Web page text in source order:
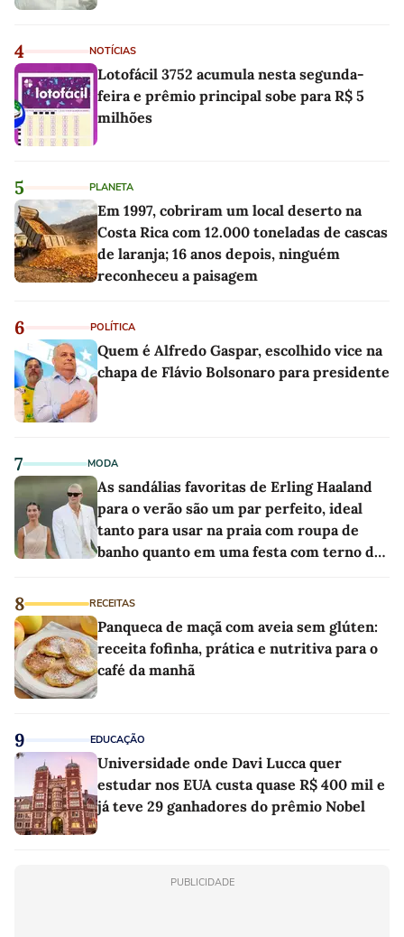
4 NOTÍCIAS
Lotofácil 3752 acumula nesta segunda-
feira e prêmio principal sobe para R$ 5
milhões
5 PLANETA
Em 1997, cobriram um local deserto na
Costa Rica com 12.000 toneladas de cascas
de laranja; 16 anos depois, ninguém
reconheceu a paisagem
6 POLÍTICA
Quem é Alfredo Gaspar, escolhido vice na
chapa de Flávio Bolsonaro para presidente
7 MODA
As sandálias favoritas de Erling Haaland
para o verão são um par perfeito, ideal
tanto para usar na praia com roupa de
banho quanto em uma festa com terno de
8 RECEITAS
Panqueca de maçã com aveia sem glúten:
receita fofinha, prática e nutritiva para o
café da manhã
9 EDUCAÇÃO
Universidade onde Davi Lucca quer
estudar nos EUA custa quase R$ 400 mil e
já teve 29 ganhadores do prêmio Nobel
PUBLICIDADE